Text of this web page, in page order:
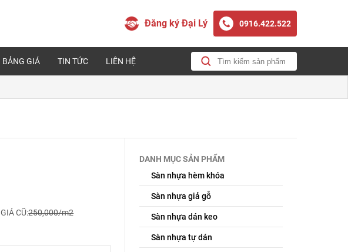
Đăng ký Đại Lý 0916.422.522
BẢNG GIÁ TIN TỨC LIÊN HỆ
GIÁ CŨ:250,000/m2
DANH MỤC SẢN PHẨM
Sàn nhựa hèm khóa
Sàn nhựa giả gỗ
Sàn nhựa dán keo
Sàn nhựa tự dán